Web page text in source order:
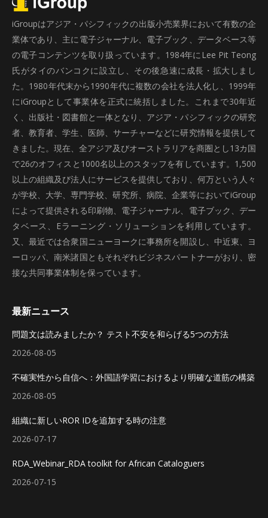
iGroupはアジア・パシフィックの出版小売業界において有数の企
業体であり、主に電子ジャーナル、電子ブック、データベース等
の電子コンテンツを取り扱っています。1984年にLee Pit Teong
氏がタイのバンコクに設立し、その後急速に成長・拡大しまし
た。1980年代末から1990年代に複数の会社を法人化し、1999年
にiGroupとして事業体を正式に統括しました。これまで30年近
く、出版社・図書館と一体となり、アジア・パシフィックの研究
者、教育者、学生、医師、サーチャーなどに研究情報を提供して
きました。現在、全アジア及びオーストラリアを商圏とし13カ国
で26のオフィスと1000名以上のスタッフを有しています。1,500
以上の組織及び法人にサービスを提供しており、何万という人々
が学校、大学、専門学校、研究所、病院、企業等においてiGroup
によって提供される印刷物、電子ジャーナル、電子ブック、デー
タベース、Eラーニング・ソリューションを利用しています。
又、最近では合衆国ニューヨークに事務所を開設し、中近東、ヨ
ーロッパ、南米諸国ともそれぞれビジネスパートナーがおり、密
接な共同事業体制を保っています。
最新ニュース
問題文は読みましたか？ テスト不安を和らげる5つの方法
2026-08-05
不確実性から自信へ：外国語学習におけるより明確な道筋の構築
2026-08-05
組織に新しいROR IDを追加する時の注意
2026-07-17
RDA_Webinar_RDA toolkit for African Cataloguers
2026-07-15